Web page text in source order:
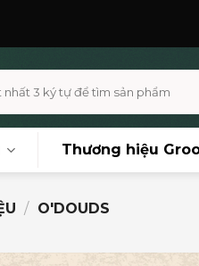
Miễn phí vận
Thương hiệu
/ O'DOUDS